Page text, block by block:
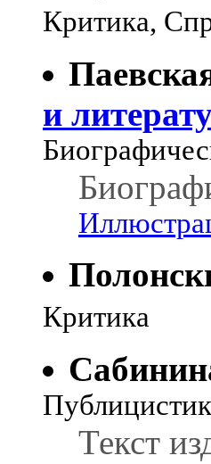
Критика,
и
Критика
Текст